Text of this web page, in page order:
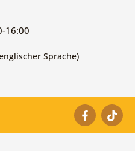
16:00
Sprache)